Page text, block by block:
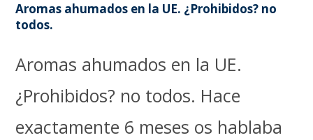
Aromas ahumados en la UE. ¿Prohibidos? no
todos.
Aromas ahumados en la UE.
¿Prohibidos? no todos. Hace
exactamente 6 meses os hablaba